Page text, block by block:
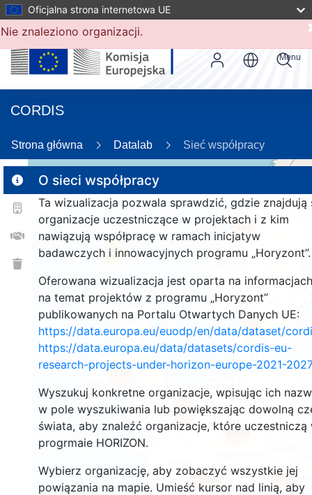
Oficjalna strona internetowa UE
CORDIS
Menu
Strona główna Datalab Sieć współpracy
O sieci współpracy
Ta wizualizacja pozwala sprawdzić, gdzie znajdują
organizacje uczestniczące w projektach i z kim
nawiązują współpracę w ramach inicjatyw
badawczych i innowacyjnych programu „Horyzont”.
Oferowana wizualizacja jest oparta na informacjach
na temat projektów z programu „Horyzont”
publikowanych na Portalu Otwartych Danych UE:
https://data.europa.eu/euodp/en/data/dataset/
https://data.europa.eu/data/datasets/cordis-eu-
research-projects-under-horizon-europe-2021-2027
Wyszukuj konkretne organizacje, wpisując ich
w pole wyszukiwania lub powiększając dowolną
świata, aby znaleźć organizacje, które uczestniczą
progrmaie HORIZON.
Wybierz organizację, aby zobaczyć wszystkie jej
powiązania na mapie. Umieść kursor nad linią, aby
26
1570
185
1356
2933
10033
6571
12885
Nie znaleziono organizacji.